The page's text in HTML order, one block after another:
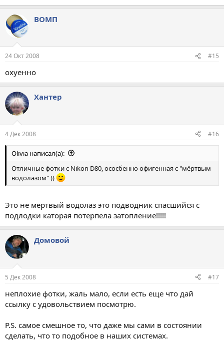
ВОМП
24 Окт 2008 #15
охуенно
Хантер
4 Дек 2008 #16
Olivia написал(а):
Отличные фотки с Nikon D80, ососбенно офигенная с "мёртвым
водолазом" ))
Это не мертвый водолаз это подводник спасшийся с
подлодки каторая потерпела затопление!!!!!
Домовой
5 Дек 2008 #17
неплохие фотки, жаль мало, если есть еще что дай
ссылку с удовольствием посмотрю.
P.S. самое смешное то, что даже мы сами в состоянии
сделать, что то подобное в наших системах.